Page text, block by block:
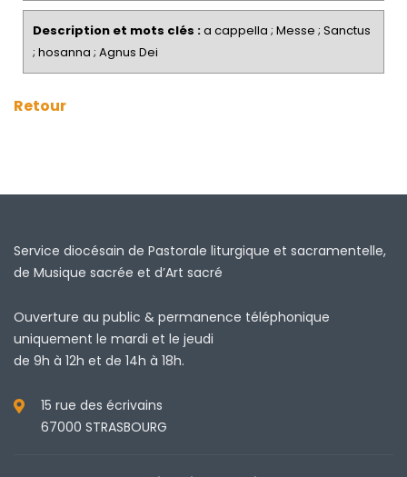
Description et mots clés :a cappella ; Messe ; Sanctus
; hosanna ; Agnus Dei
Retour
Service diocésain de Pastorale liturgique et sacramentelle,
de Musique sacrée et d’Art sacré
Ouverture au public & permanence téléphonique
uniquement le mardi et le jeudi
de 9h à 12h et de 14h à 18h.
15 rue des écrivains
67000 STRASBOURG